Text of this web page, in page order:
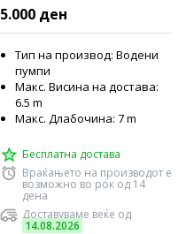
5.000 ден
Тип на производ: Водени
пумпи
Макс. Висина на достава:
6.5 m
Макс. Длабочина: 7 m
Бесплатна достава
Враќањето на производот е
возможно во рок од 14
дена
Доставуваме веќе од
14.08.2026